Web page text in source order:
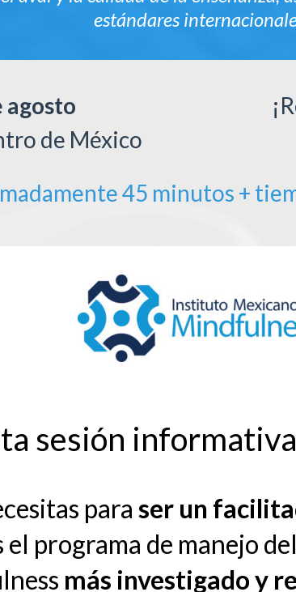
estándares
agosto
de México
45 minutos +
sesión
para ser un
el programa de manejo
más investigado y